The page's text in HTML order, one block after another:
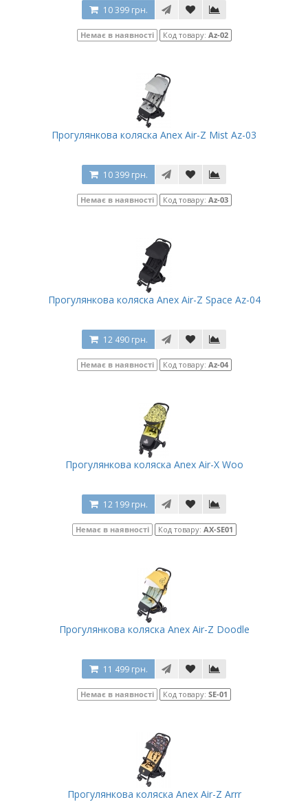
10 399 грн.
Немає в наявності Код товару: Az-02
Прогулянкова коляска Anex Air-Z Mist Az-03
10 399 грн.
Немає в наявності Код товару: Az-03
Прогулянкова коляска Anex Air-Z Space Az-04
12 490 грн.
Немає в наявності Код товару: Az-04
Прогулянкова коляска Anex Air-X Woo
12 199 грн.
Немає в наявності Код товару: AX-SE01
Прогулянкова коляска Anex Air-Z Doodle
11 499 грн.
Немає в наявності Код товару: SE-01
Прогулянкова коляска Anex Air-Z Arrr